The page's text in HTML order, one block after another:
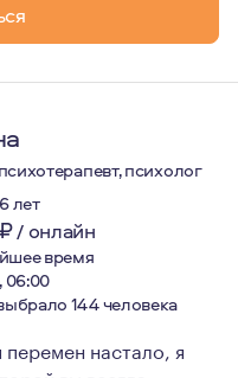
психолог
лет
₽/ онлайн
время
06:00
144 человека
перемен настало, я